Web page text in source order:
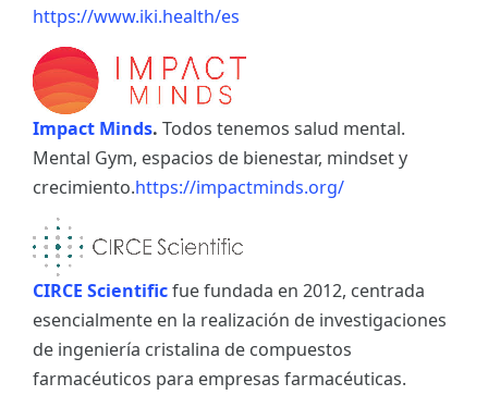
https://www.iki.health/es
Impact Minds. Todos tenemos salud mental.
Mental Gym, espacios de bienestar, mindset y
crecimiento.https://impactminds.org/
CIRCE Scientificfue fundada en 2012, centrada
esencialmente en la realización de investigaciones
de ingeniería cristalina de compuestos
farmacéuticos para empresas farmacéuticas.